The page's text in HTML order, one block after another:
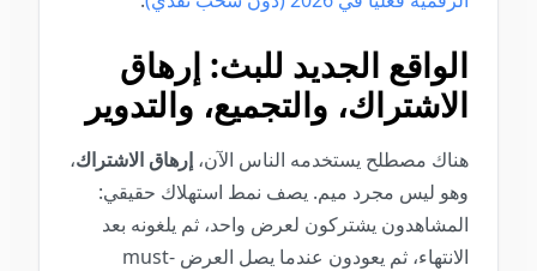
الواقع الجديد للبث: إرهاق
الاشتراك، والتجميع، والتدوير
هناك مصطلح يستخدمه الناس الآن،إرهاق الاشتراك،
وهو ليس مجرد ميم. يصف نمط استهلاك حقيقي:
المشاهدون يشتركون لعرض واحد، ثم يلغونه بعد
الانتهاء، ثم يعودون عندما يصل العرض must-